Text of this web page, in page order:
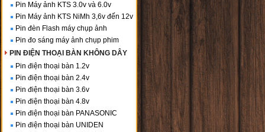
Pin Máy ảnh KTS 3.0v và 6.0v
Pin Máy ảnh KTS NiMh 3,6v đến 12v
Pin đèn Flash máy chụp ảnh
Pin đo sáng máy ảnh chụp phim
PIN ĐIỆN THOẠI BÀN KHÔNG DÂY
Pin điện thoại bàn 1.2v
Pin điện thoại bàn 2.4v
Pin điện thoại bàn 3.6v
Pin điện thoại bàn 4.8v
Pin điện thoại bàn PANASONIC
Pin điện thoại bàn UNIDEN